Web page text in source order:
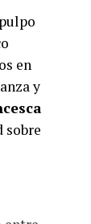
en
y
sobre